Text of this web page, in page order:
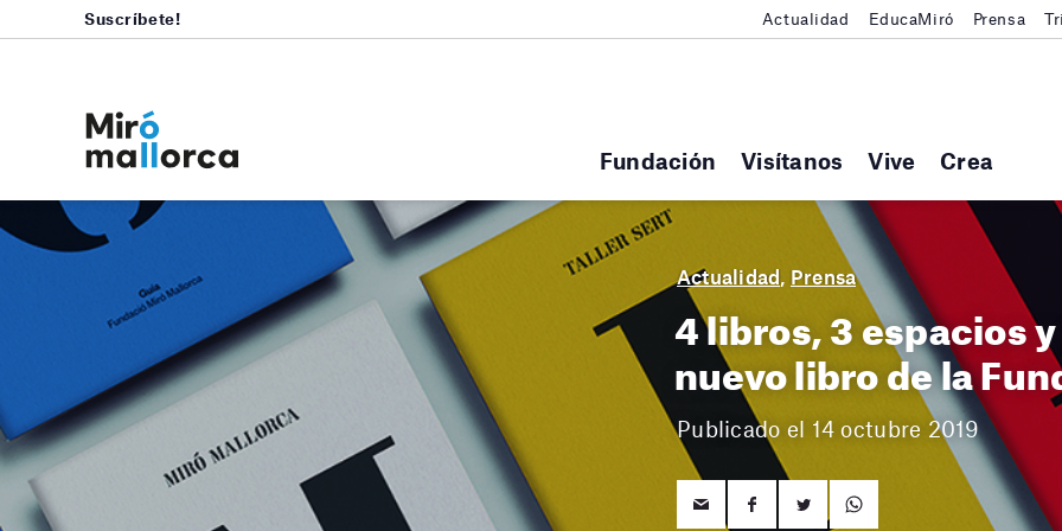
Fundación Visítanos Vive Crea
Suscríbete! Actualidad EducaMiró Prensa
Actualidad, Prensa
4 libros, 3 espacios
nuevo libro de la
Publicado el 14 octubre 2019